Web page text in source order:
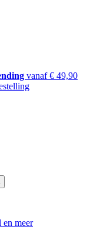
vanaf € 49,90
en meer